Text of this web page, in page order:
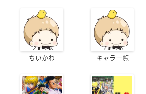
ちいかわ キャラ一覧